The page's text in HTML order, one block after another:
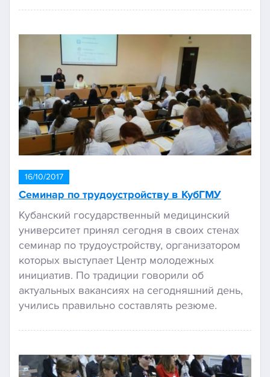
16/10/2017
Семинар по трудоустройству в КубГМУ
Кубанский государственный медицинский
университет принял сегодня в своих стенах
семинар по трудоустройству, организатором
которых выступает Центр молодежных
инициатив. По традиции говорили об
актуальных вакансиях на сегодняшний день,
учились правильно составлять резюме.